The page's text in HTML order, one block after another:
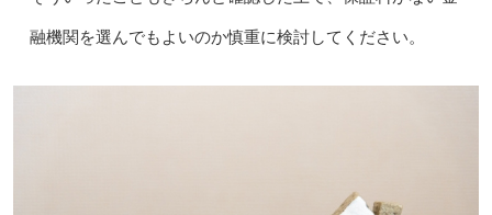
融機関を選んでもよいのか慎重に検討してください。